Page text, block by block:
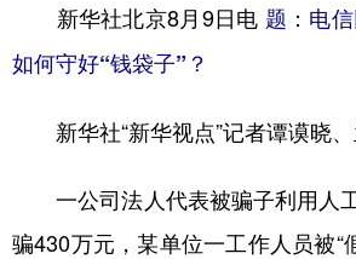
科技 科创 量子
文化 书画
访谈 视频 图片
食品 人居 信息化
新华社北京8月9日电 题：电
如何守好“钱袋子”？
新华社“新华视点”记者谭谟晓、
一公司法人代表被骗子利用人工
骗430万元，某单位一工作人员被“